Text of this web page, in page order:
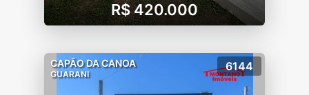
R$ 420.000
CAPÃO DA CANOA
GUARANI
6144